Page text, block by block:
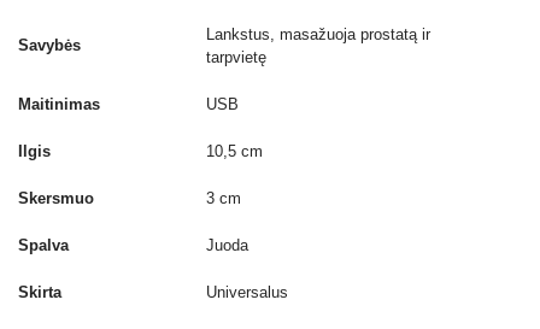
Savybės
Lankstus, masažuoja prostatą ir
tarpvietę
Maitinimas USB
Ilgis 10,5 cm
Skersmuo 3 cm
Spalva Juoda
Skirta Universalus